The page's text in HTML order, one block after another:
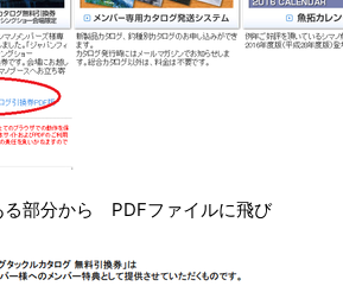
る部分から PDFファイルに飛び